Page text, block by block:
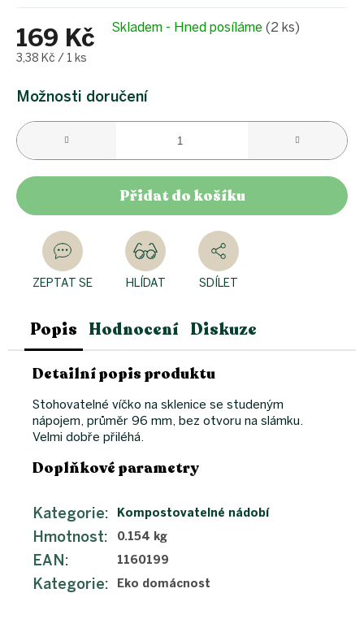
169 Kč
Měrná
3,38 Kč / 1 ks
Skladem - Hned posíláme (2 ks)
Možnosti doručení
Přidat do košíku
ZEPTAT SE HLÍDAT SDÍLET
Popis Hodnocení Diskuze
Detailní popis produktu
Stohovatelné víčko na sklenice se studeným
nápojem, průměr 96 mm, bez otvoru na slámku.
Velmi dobře přiléhá.
Doplňkové parametry
Kategorie: Kompostovatelné nádobí
Hmotnost: 0.154 kg
EAN: 1160199
Kategorie: Eko domácnost